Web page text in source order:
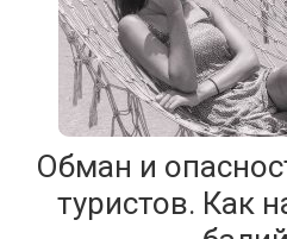
Обман и
туристов. Как